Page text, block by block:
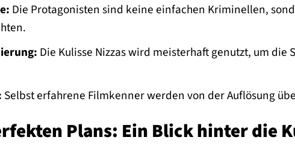
Die Protagonisten sind keine einfachen Kriminellen,
Die Kulisse Nizzas wird meisterhaft genutzt, um die
Selbst erfahrene Filmkenner werden von der Auflösung
Plans: Ein Blick hinter die